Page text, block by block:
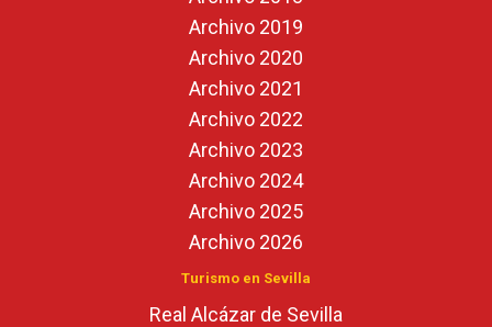
Archivo 2019
Archivo 2020
Archivo 2021
Archivo 2022
Archivo 2023
Archivo 2024
Archivo 2025
Archivo 2026
Turismo en Sevilla
Real Alcázar de Sevilla